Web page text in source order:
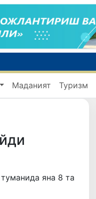
Маданият Туризм
яна 8 та